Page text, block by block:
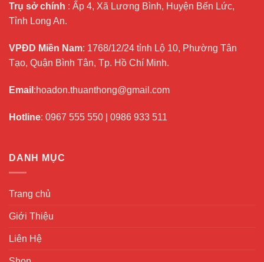
Trụ sở chính : Ấp 4, Xã Lương Bình, Huyện Bến Lức,
Tỉnh Long An.
VPĐD Miền Nam: 1768/12/24 tỉnh Lộ 10, Phường Tân
Tạo, Quận Bình Tân, Tp. Hồ Chí Minh.
Email :hoadon.thuanthong@gmail.com
Hotline: 0967 555 550 0986 933 511
DANH MỤC
Trang chủ
Giới Thiệu
Liên Hệ